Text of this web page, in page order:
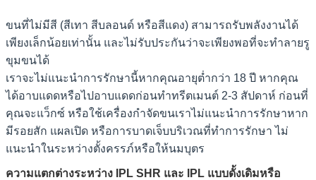
ขนที่ไม่มีสี (สีเทา สีบลอนด์ หรือสีแดง) สามารถรับพลังงานได้
เพียงเล็กน้อยเท่านั้น และไม่รับประกันว่าจะเพียงพอที่จะทำลายรู
ขุมขนได้
เราจะไม่แนะนำการรักษานี้หากคุณอายุต่ำกว่า 18 ปี หากคุณ
ได้อาบแดดหรือไปอาบแดดก่อนทำทรีตเมนต์ 2-3 สัปดาห์ ก่อนที่
คุณจะแว็กซ์ หรือใช้เครื่องกำจัดขนเราไม่แนะนำการรักษาหาก
มีรอยสัก แผลเปิด หรือการบาดเจ็บบริเวณที่ทำการรักษา ไม่
แนะนำในระหว่างตั้งครรภ์หรือให้นมบุตร
ความแตกต่างระหว่าง IPL SHR และ IPL แบบดั้งเดิมหรือ